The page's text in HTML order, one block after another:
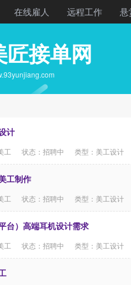
在线雇人 远程工作 悬
匠接单网
计
工 状态：招聘中 类型：美工设计
工制作
工 状态：招聘中 类型：美工设计
台）高端耳机设计需求
工 状态：招聘中 类型：美工设计